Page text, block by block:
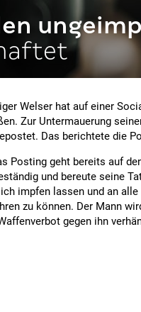
Welser hat auf einer
Zur Untermauerung
Das berichtete die
Posting geht bereits auf
und bereute seine
impfen lassen und an
zu können. Der Mann
gegen ihn